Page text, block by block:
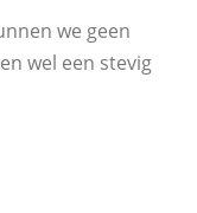
we geen
wel een stevig